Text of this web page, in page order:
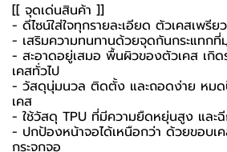
[[ จุดเด่นสินค้า ]]
- ดีไซน์ใส่ใจทุกรายละเอียด ตัวเคสเพรี
- เสริมความทนทานด้วยจุดกันกระแทก
- สะอาดอยู่เสมอ พื้นผิวของตัวเคส เกิ
เคสทั่วไป
- วัสดุนุ่มนวล ติดตั้ง และถอดง่าย หม
เคส
- ใช้วัสดุ TPU ที่มีความยืดหยุ่นสูง และฉี
- ปกป้องหน้าจอได้เหนือกว่า ด้วยขอบเ
กระจกจอ